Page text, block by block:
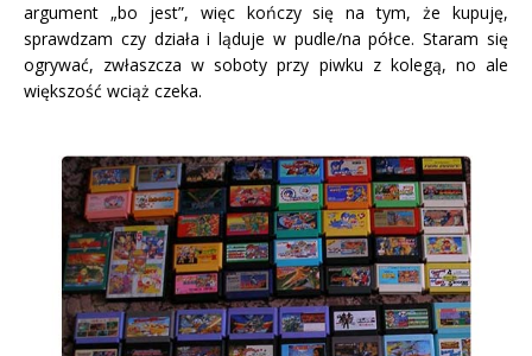
argument „bo jest”, więc kończy się na tym, że kupuję,
sprawdzam czy działa i ląduje w pudle/na półce. Staram się
ogrywać, zwłaszcza w soboty przy piwku z kolegą, no ale
większość wciąż czeka.